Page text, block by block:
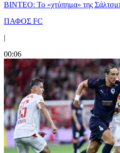
ΒΙΝΤΕΟ: Το «χτύπημα» της
ΠΑΦΟΣ FC
|
00:06